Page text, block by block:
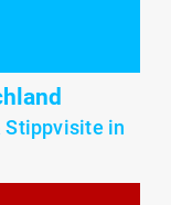
Stippvisite in